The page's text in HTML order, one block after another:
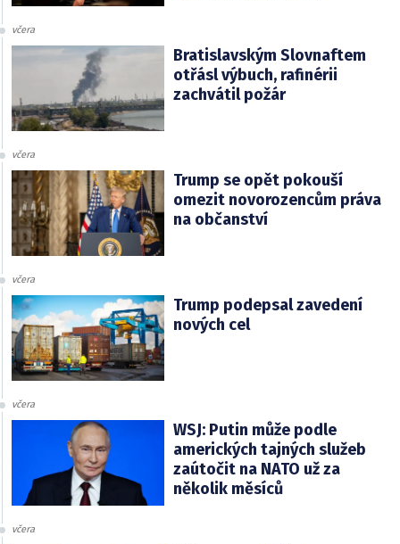
včera
Bratislavským Slovnaftem
otřásl výbuch, rafinérii
zachvátil požár
včera
Trump se opět pokouší
omezit novorozencům práva
na občanství
včera
Trump podepsal zavedení
nových cel
včera
WSJ: Putin může podle
amerických tajných služeb
zaútočit na NATO už za
několik měsíců
včera